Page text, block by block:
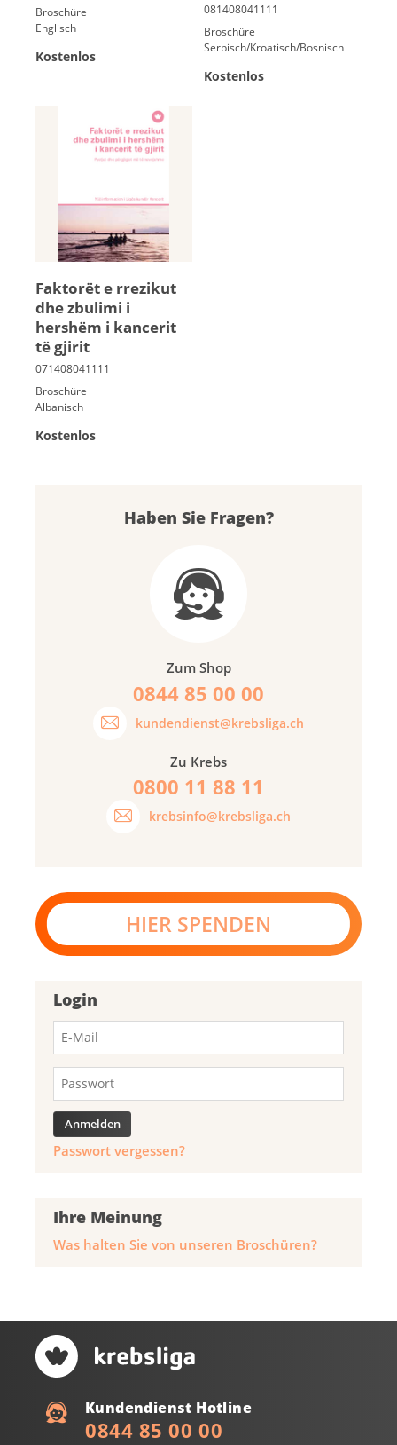
Broschüre
Englisch
Kostenlos
Broschüre
Serbisch/Kroatisch/Bosnisch
Kostenlos
Faktorët e rrezikut
dhe zbulimi i
hershëm i kancerit
të gjirit
Broschüre
Albanisch
Kostenlos
Haben Sie Fragen?
Zum Shop
0844 85 00 00
kundendienst@krebsliga.ch
Zu Krebs
0800 11 88 11
krebsinfo@krebsliga.ch
HIER SPENDEN
Login
Passwort vergessen?
Ihre Meinung
Was halten Sie von unseren Broschüren?
Kundendienst Hotline
0844 85 00 00